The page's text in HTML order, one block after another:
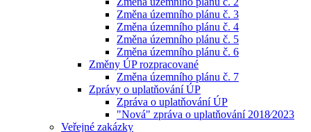
Změna územního plánu č. 3
Změna územního plánu č. 4
Změna územního plánu č. 5
Změna územního plánu č. 6
Změny ÚP rozpracované
Změna územního plánu č. 7
Zprávy o uplatňování ÚP
Zpráva o uplatňování ÚP
"Nová" zpráva o uplatňování 2018⁄2023
Veřejné zakázky